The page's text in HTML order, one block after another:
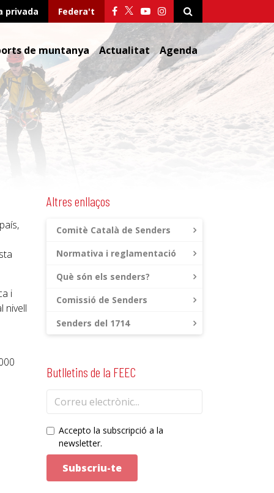
privada Federa't
de muntanya Actualitat Agenda
i
nivell
Altres enllaços
Comitè Català de Senders
Normativa i reglamentació
Què són els senders?
Comissió de Senders
Senders del 1714
Butlletins de la FEEC
Accepto la subscripció a la
newsletter.